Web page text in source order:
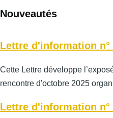
Nouveautés
Lettre d'information n°
Cette Lettre développe
rencontre d'octobre 2025
Lettre d'information n°